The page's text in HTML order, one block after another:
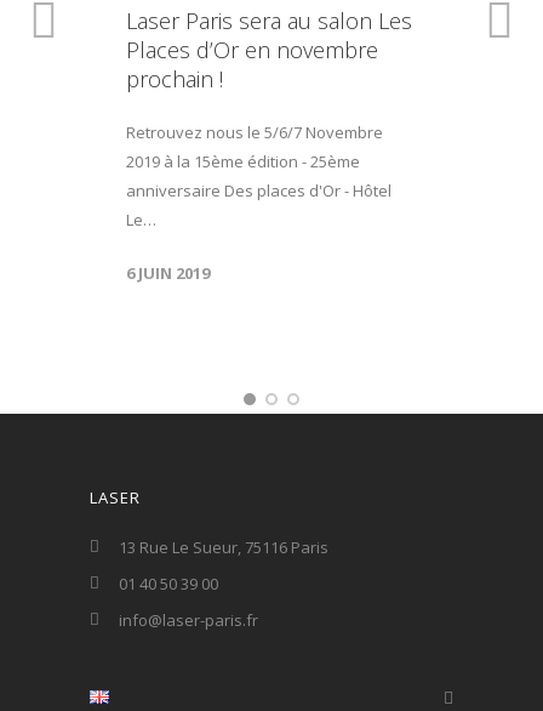
Laser Paris sera au salon Les
Places d’Or en novembre
prochain !
Retrouvez nous le 5/6/7 Novembre
2019 à la 15ème édition - 25ème
anniversaire Des places d'Or - Hôtel
Le…
6 JUIN 2019
LASER
13 Rue Le Sueur, 75116 Paris
01 40 50 39 00
info@laser-paris.fr